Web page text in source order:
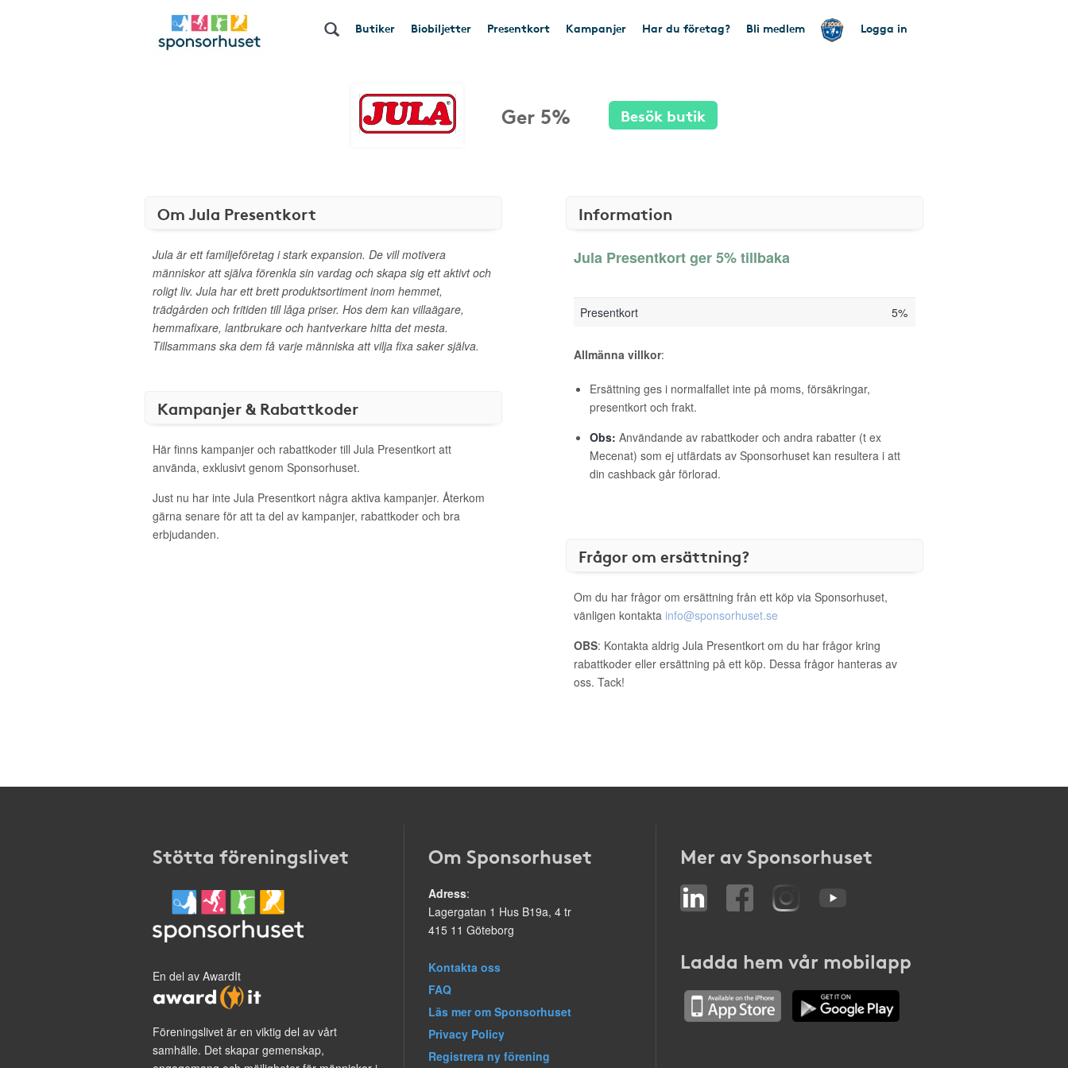
Butiker Biobiljetter Presentkort Kampanjer Har du företag? Bli medlem Logga in
Ger 5% Besök butik
Om Jula Presentkort
Jula är ett familjeföretag i stark expansion. De vill motivera
människor att själva förenkla sin vardag och skapa sig ett aktivt och
roligt liv. Jula har ett brett produktsortiment inom hemmet,
trädgården och fritiden till låga priser. Hos dem kan villaägare,
hemmafixare, lantbrukare och hantverkare hitta det mesta.
Tillsammans ska dem få varje människa att vilja fixa saker själva.
Kampanjer & Rabattkoder
Här finns kampanjer och rabattkoder till Jula Presentkort att
använda, exklusivt genom Sponsorhuset.
Just nu har inte Jula Presentkort några aktiva kampanjer. Återkom
gärna senare för att ta del av kampanjer, rabattkoder och bra
erbjudanden.
Information
Jula Presentkort ger 5% tillbaka
Presentkort 5%
Allmänna villkor:
Ersättning ges i normalfallet inte på moms, försäkringar,
presentkort och frakt.
Obs: Användande av rabattkoder och andra rabatter (t ex
Mecenat) som ej utfärdats av Sponsorhuset kan resultera i att
din cashback går förlorad.
Frågor om ersättning?
Om du har frågor om ersättning från ett köp via Sponsorhuset,
vänligen kontakta info@sponsorhuset.se
OBS: Kontakta aldrig Jula Presentkort om du har frågor kring
rabattkoder eller ersättning på ett köp. Dessa frågor hanteras av
oss. Tack!
Stötta föreningslivet
En del av AwardIt
Föreningslivet är en viktig del av vårt
samhälle. Det skapar gemenskap,
Om Sponsorhuset
Adress:
Lagergatan 1 Hus B19a, 4 tr
415 11 Göteborg
Kontakta oss
FAQ
Läs mer om Sponsorhuset
Privacy Policy
Registrera ny förening
Mer av Sponsorhuset
Ladda hem vår mobilapp